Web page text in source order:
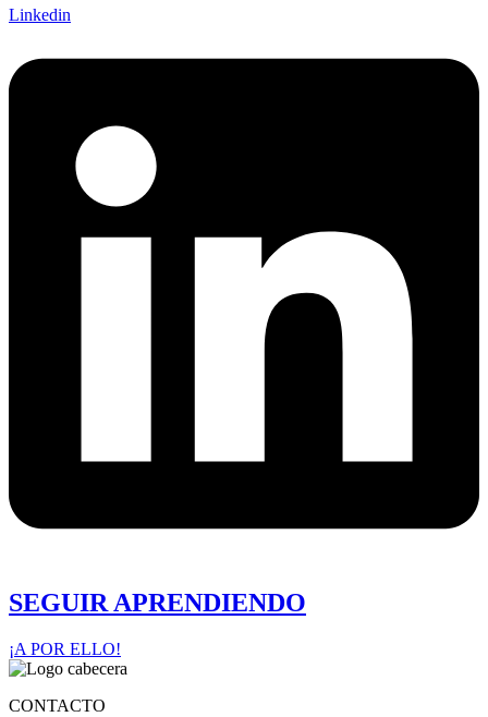
Linkedin
SEGUIR APRENDIENDO
¡A POR ELLO!
CONTACTO